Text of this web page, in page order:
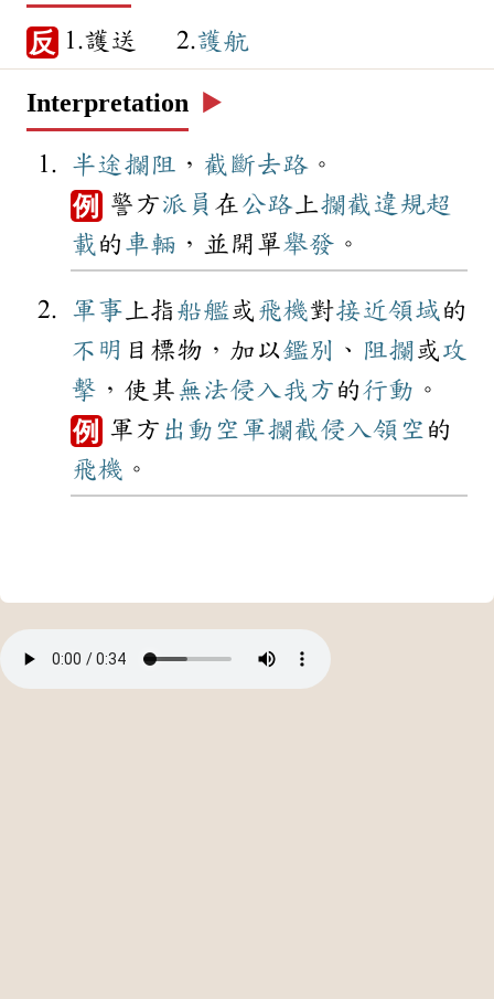
反 1.護送 2.護航
Interpretation ▶️
半途攔阻 ， 截斷去路 。
例 警方派員 在 公路上攔截 違規超
載 的 車輛 ，並開單舉發 。
軍事 上指 船艦 或 飛機對接近領域 的
不明 目標物，加以鑑別 、 阻攔 或攻
擊 ，使其無法侵入 我方 的行動 。
例 軍方 出動 空軍攔截 侵入領空 的
飛機 。